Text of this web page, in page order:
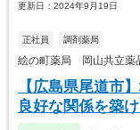
更新日：2024年9月19日
正社員 調剤薬局
絵の町薬局 岡山共立薬
【広島県尾道市
良好な関係を築